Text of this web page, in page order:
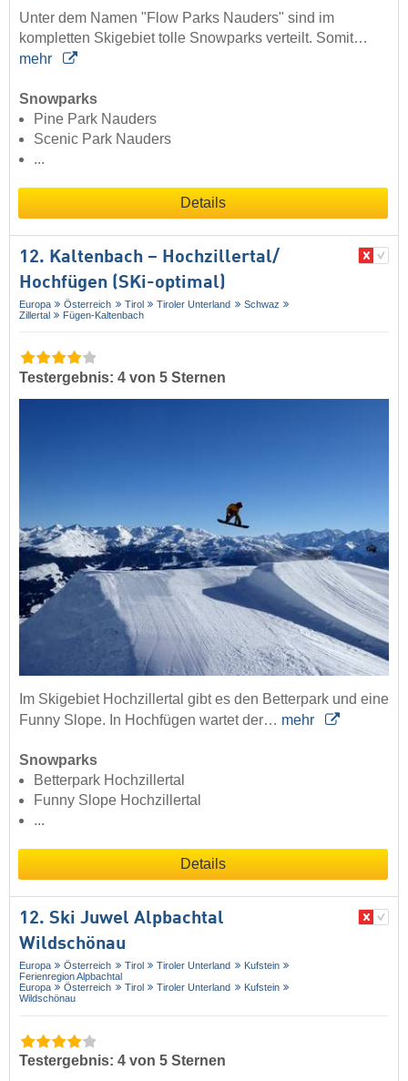
Unter dem Namen "Flow Parks Nauders" sind im
kompletten Skigebiet tolle Snowparks verteilt. Somit…
mehr
Snowparks
Pine Park Nauders
Scenic Park Nauders
...
Details
12. Kaltenbach – Hochzillertal/​
Hochfügen (SKi-optimal)
Europa Österreich Tirol Tiroler Unterland
Schwaz
Zillertal
Fügen-Kaltenbach
Testergebnis: 4 von 5 Sternen
Im Skigebiet Hochzillertal gibt es den Betterpark und eine
Funny Slope. In Hochfügen wartet der… mehr
Snowparks
Betterpark Hochzillertal
Funny Slope Hochzillertal
...
Details
12. Ski Juwel Alpbachtal
Wildschönau
Europa Österreich Tirol Tiroler Unterland
Kufstein
Ferienregion Alpbachtal
Europa
Österreich Tirol Tiroler Unterland
Kufstein
Wildschönau
Testergebnis: 4 von 5 Sternen